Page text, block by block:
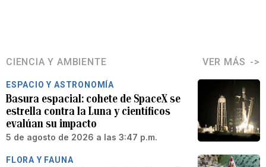
CIENCIA Y AMBIENTE VER MÁS
ESPACIO Y ASTRONOMÍA
Basura espacial: cohete de SpaceX se
estrella contra la Luna y científicos
evalúan su impacto
5 de agosto de 2026 a las 3:47 p.m.
FLORA Y FAUNA